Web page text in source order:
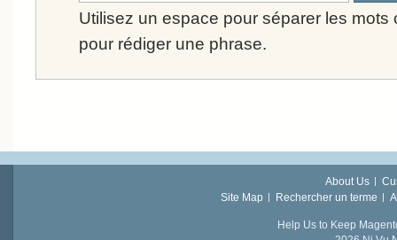
Utilisez un espace pour séparer les mots
pour rédiger une phrase.
About Us
Site Map
Rechercher un terme
Help Us to Keep